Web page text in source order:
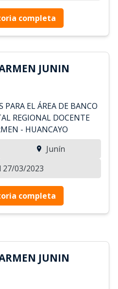
completa
JUNIN
EL ÁREA DE BANCO
REGIONAL DOCENTE
- HUANCAYO
Junín
27/03/2023
completa
JUNIN